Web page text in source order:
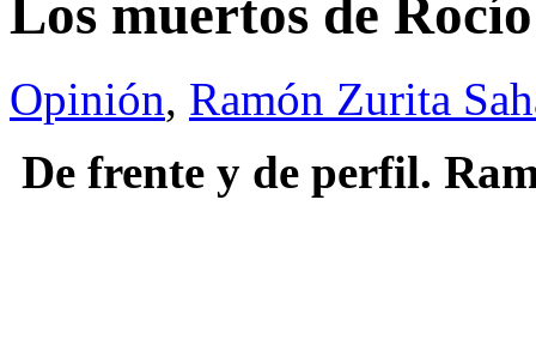
Los muertos de
Opinión, Ramón Zurita
De frente y de perfil.